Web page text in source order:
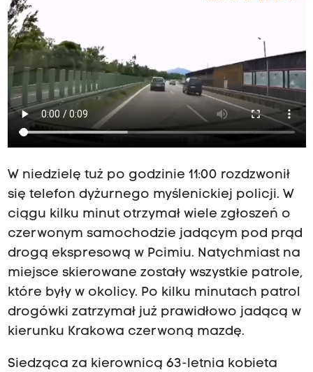
W niedzielę tuż po godzinie 11:00 rozdzwonił
się telefon dyżurnego myślenickiej policji. W
ciągu kilku minut otrzymał wiele zgłoszeń o
czerwonym samochodzie jadącym pod prąd
drogą ekspresową w Pcimiu. Natychmiast na
miejsce skierowane zostały wszystkie patrole,
które były w okolicy. Po kilku minutach patrol
drogówki zatrzymał już prawidłowo jadącą w
kierunku Krakowa czerwoną mazdę.
Siedząca za kierownicą 63-letnia kobieta